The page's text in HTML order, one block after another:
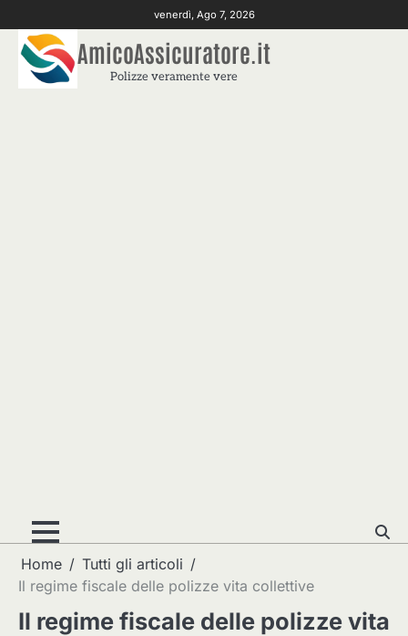
to
content
venerdì, Ago 7, 2026
AmicoAssicuratore.it
Polizze veramente vere
Home
Tutti gli articoli
Il regime fiscale delle polizze vita collettive
Il regime fiscale delle polizze vita